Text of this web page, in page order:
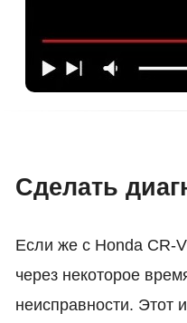
Сделать
Если же с Honda CR-V
через некоторое
неисправности. Этот